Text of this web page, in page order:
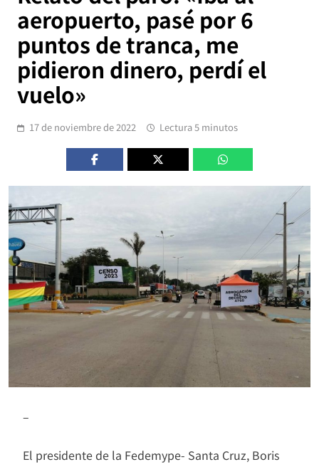
aeropuerto, pasé por 6
puntos de tranca, me
pidieron dinero, perdí el
vuelo»
17 de noviembre de 2022 Lectura 5 minutos
–
El presidente de la Fedemype- Santa Cruz, Boris